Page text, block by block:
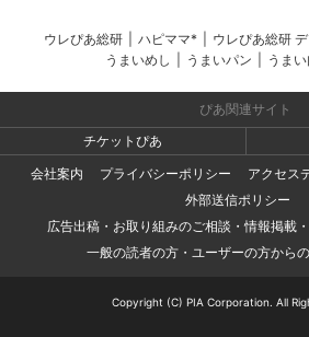
ウレぴあ総研 ハピママ* ウレぴあ総研
うまいめし
うまいパン うま
ぴあ関連サイト
チケットぴあ
会社案内
プライバシーポリシー
アクセス
外部送信ポリシー
広告出稿・お取り組みのご相談・情報掲載
一般の読者の方・ユーザーの方から
Copyright (C) PIA Corporation. All